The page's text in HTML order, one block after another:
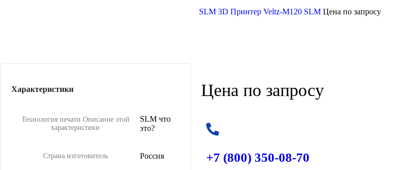
SLM 3D Принтер Veltz-M120 SLM Цена по запросу
Характеристики
Технология печати Описание этой
характеристики
SLMчто
это?
Страна изготовитель Россия
Цена по запросу
+7 (800) 350-08-70